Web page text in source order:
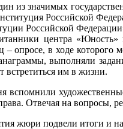
из значимых
Российской
Российской
центра
– опросе, в ходе
выполняли
встретиться им в жизни.
вспомнили
Отвечая на вопросы,
жюри подвели итоги и